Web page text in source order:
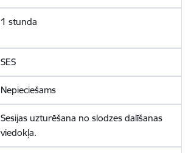
1 stunda
SES
Nepieciešams
Sesijas uzturēšana no slodzes dalīšanas
viedokļa.